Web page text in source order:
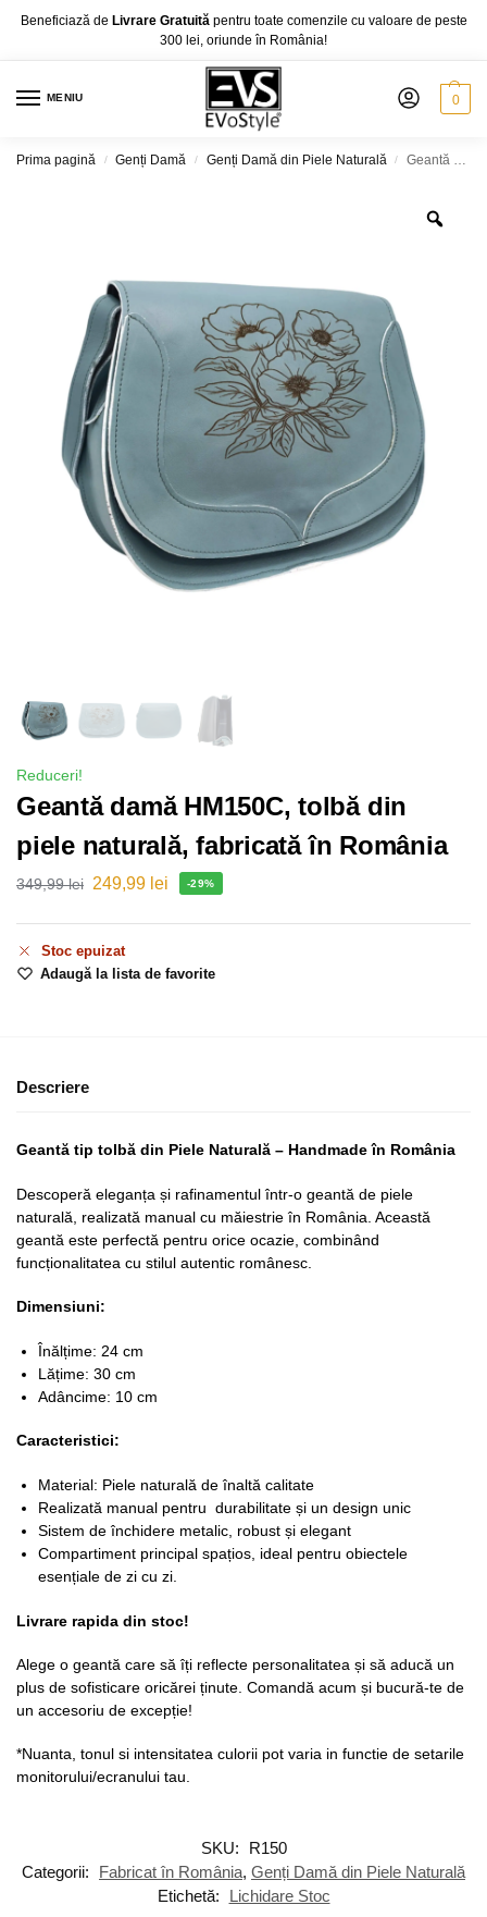
Beneficiază de Livrare Gratuită pentru toate comenzile cu valoare de peste
300 lei, oriunde în România!
MENIU 0
Prima pagină / Genți Damă / Genți Damă din Piele Naturală / Geantă damă HM150C, tolbă din piele naturală, fabricată în România
Reduceri!
Geantă damă HM150C, tolbă din
piele naturală, fabricată în România
349,99lei 249,99 lei -29%
Stoc epuizat
Adaugă la lista de favorite
Descriere
Geantă tip tolbă din Piele Naturală – Handmade în România
Descoperă eleganța și rafinamentul într-o geantă de piele
naturală, realizată manual cu măiestrie în România. Această
geantă este perfectă pentru orice ocazie, combinând
funcționalitatea cu stilul autentic românesc.
Dimensiuni:
Înălțime: 24 cm
Lățime: 30 cm
Adâncime: 10 cm
Caracteristici:
Material: Piele naturală de înaltă calitate
Realizată manual pentru durabilitate și un design unic
Sistem de închidere metalic, robust și elegant
Compartiment principal spațios, ideal pentru obiectele
esențiale de zi cu zi.
Livrare rapida din stoc!
Alege o geantă care să îți reflecte personalitatea și să aducă un
plus de sofisticare oricărei ținute. Comandă acum și bucură-te de
un accesoriu de excepție!
*Nuanta, tonul si intensitatea culorii pot varia in functie de setarile
monitorului/ecranului tau.
SKU:
R150
Categorii:
Fabricat în România, Genți Damă din Piele Naturală
Etichetă:
Lichidare Stoc